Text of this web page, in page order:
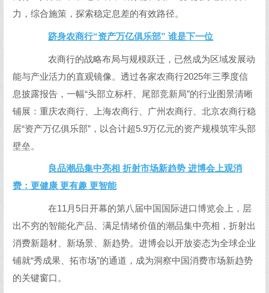
力，综合施策，探索稳定息差的有效路径。
跻身农商行“资产万亿俱乐部” 谁是下一位
农商行的战略布局与规模跃迁，已然成为区域发展动
能与产业活力的直观镜像。透过各家农商行2025年三季度信
息披露报告，一幅“头部立标杆、尾部竞新局”的行业图景清晰
铺展：重庆农商行、上海农商行、广州农商行、北京农商行稳
居“资产万亿俱乐部”，以合计超5.9万亿元的资产规模筑牢头部
壁垒。
良品潮品集中亮相 折射市场新趋势 进博会上观消
费：更健康 更有趣 更智能
在11月5日开幕的第八届中国国际进口博览会上，层
出不穷的智能化产品、满足情绪价值的潮品集中亮相，折射出
消费新题材、新场景、新趋势。进博会以开放姿态为全球企业
铺就“秀成果、拓市场”的通道，成为洞察中国消费市场新趋势
的关键窗口。